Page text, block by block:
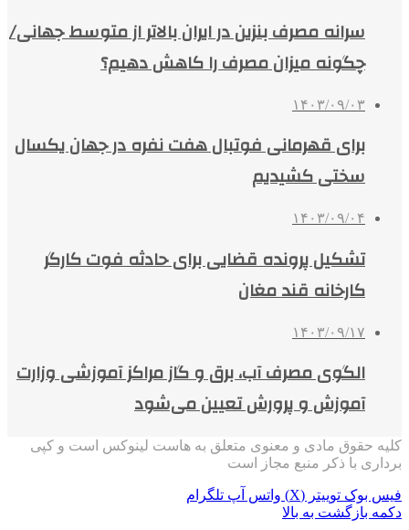
سرانه مصرف بنزین در ایران بالاتر از متوسط جهانی/
چگونه میزان مصرف را کاهش دهیم؟
۱۴۰۳/۰۹/۰۳
برای قهرمانی فوتبال هفت نفره در جهان یکسال
سختی کشیدیم
۱۴۰۳/۰۹/۰۴
تشکیل پرونده قضایی برای حادثه فوت کارگر
کارخانه قند مغان
۱۴۰۳/۰۹/۱۷
الگوی مصرف آب، برق و گاز مراکز آموزشی وزارت
آموزش و پرورش تعیین می‌شود
کلیه حقوق مادی و معنوی متعلق به هاست لینوکس است و کپی
برداری با ذکر منبع مجاز است
فیس بوک توییتر (X) واتس آپ تلگرام
دکمه بازگشت به بالا